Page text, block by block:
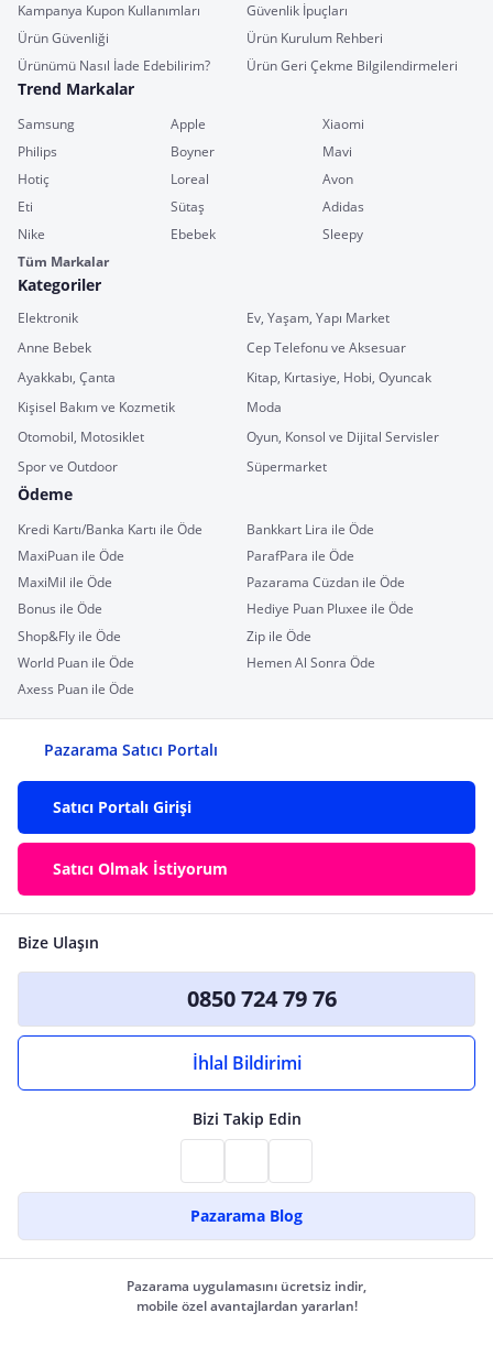
Kampanya Kupon Kullanımları
Güvenlik İpuçları
Ürün Güvenliği
Ürün Kurulum Rehberi
Ürünümü Nasıl İade Edebilirim?
Ürün Geri Çekme Bilgilendirmeleri
Trend Markalar
Samsung Apple
Xiaomi
Philips
Boyner
Mavi
Hotiç
Loreal
Avon
Eti
Sütaş
Adidas
Nike
Ebebek
Sleepy
Tüm Markalar
Kategoriler
Elektronik
Ev, Yaşam, Yapı Market
Anne Bebek
Cep Telefonu ve Aksesuar
Ayakkabı, Çanta
Kitap, Kırtasiye, Hobi, Oyuncak
Kişisel Bakım ve Kozmetik
Moda
Otomobil, Motosiklet
Oyun, Konsol ve Dijital Servisler
Spor ve Outdoor
Süpermarket
Ödeme
Kredi Kartı/Banka Kartı ile Öde
Bankkart Lira ile Öde
MaxiPuan ile Öde
ParafPara ile Öde
MaxiMil ile Öde
Pazarama Cüzdan ile Öde
Bonus ile Öde
Hediye Puan Pluxee ile Öde
Shop&Fly ile Öde
Zip ile Öde
World Puan ile Öde
Hemen Al Sonra Öde
Axess Puan ile Öde
Pazarama Satıcı Portalı
Satıcı Portalı Girişi
Satıcı Olmak İstiyorum
Bize Ulaşın
0850 724 79 76
İhlal Bildirimi
Bizi Takip Edin
Pazarama Blog
Pazarama uygulamasını ücretsiz indir,
mobile özel avantajlardan yararlan!